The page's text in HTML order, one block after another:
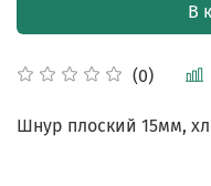
(0)
В
Шнур плоский 15мм,